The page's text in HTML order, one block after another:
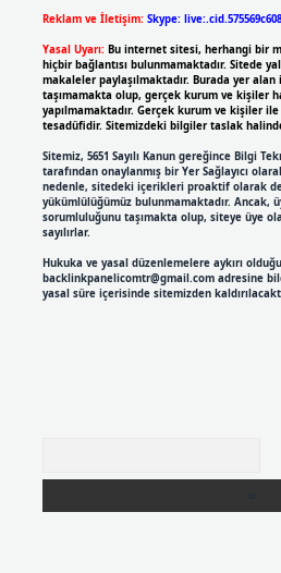
Reklam ve İletişim: Skype:
Yasal Uyarı: Bu internet sitesi, herhangi bir
hiçbir bağlantısı bulunmamaktadır. Sitede
makaleler paylaşılmaktadır. Burada yer
taşımamakta olup, gerçek kurum ve kişiler
yapılmamaktadır. Gerçek kurum ve kişiler
tesadüfidir. Sitemizdeki bilgiler taslak
Sitemiz, 5651 Sayılı Kanun gereğince Bilgi
tarafından onaylanmış bir Yer Sağlayıcı
nedenle, sitedeki içerikleri proaktif olarak
yükümlülüğümüz bulunmamaktadır. Ancak,
sorumluluğunu taşımakta olup, siteye üye
sayılırlar.
Hukuka ve yasal düzenlemelere aykırı
backlinkpanelicomtr@gmail.com adresine
yasal süre içerisinde sitemizden